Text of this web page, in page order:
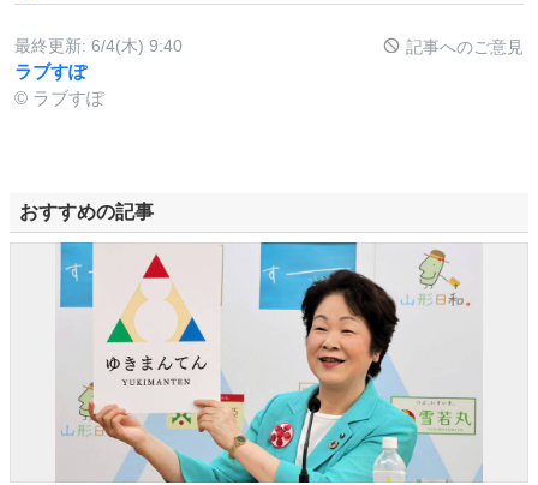
最終更新: 6/4(木) 9:40 記事へのご意見
ラブすぽ
© ラブすぽ
おすすめの記事